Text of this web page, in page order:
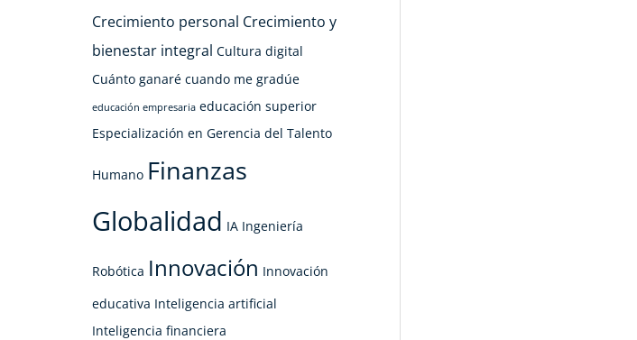
Crecimiento personal Crecimiento y
bienestar integral Cultura digital
Cuánto ganaré cuando me gradúe
educación empresaria educación superior
Especialización en Gerencia del Talento
Humano Finanzas
Globalidad IA Ingeniería
Robótica Innovación Innovación
educativa Inteligencia artificial
Inteligencia financiera